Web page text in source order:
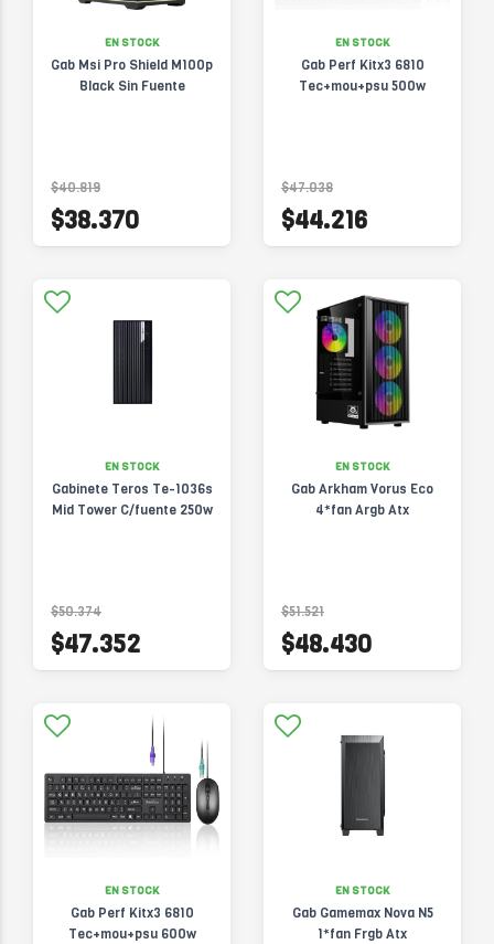
EN STOCK
Gab Msi Pro Shield M100p
Black Sin Fuente
$40.819
$38.370
EN STOCK
Gab Perf Kitx3 6810
Tec+mou+psu 500w
$47.038
$44.216
EN STOCK
Gabinete Teros Te-1036s
Mid Tower C/fuente 250w
$50.374
$47.352
EN STOCK
Gab Arkham Vorus Eco
4*fan Argb Atx
$51.521
$48.430
EN STOCK
Gab Perf Kitx3 6810
Tec+mou+psu 600w
EN STOCK
Gab Gamemax Nova N5
1*fan Frgb Atx